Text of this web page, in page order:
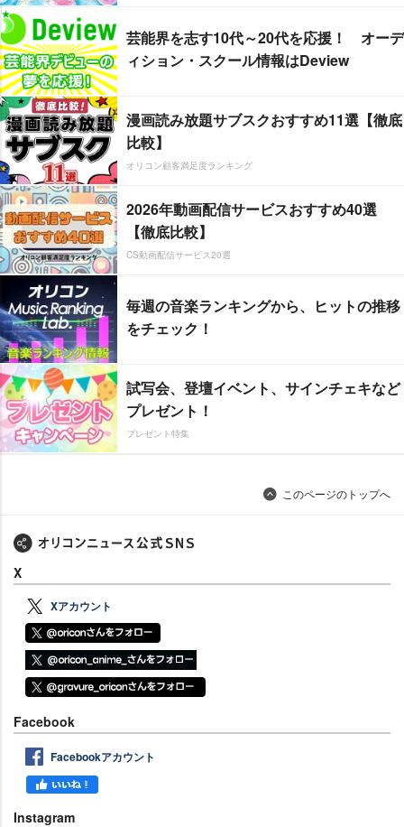
芸能界を志す10代～20代を応援！ オーデ
ィション・スクール情報はDeview
漫画読み放題サブスクおすすめ11選【徹底
比較】
オリコン顧客満足度ランキング
2026年動画配信サービスおすすめ40選
【徹底比較】
CS動画配信サービス20選
毎週の音楽ランキングから、ヒットの推移
をチェック！
試写会、登壇イベント、サインチェキなど
プレゼント！
プレゼント特集
このページのトップへ
X
Xアカウント
Facebook
Facebookアカウント
Instagram